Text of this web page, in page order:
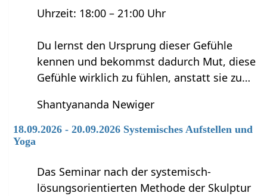
Uhrzeit: 18:00 – 21:00 Uhr
Du lernst den Ursprung dieser Gefühle
kennen und bekommst dadurch Mut, diese
Gefühle wirklich zu fühlen, anstatt sie zu…
Shantyananda Newiger
18.09.2026 - 20.09.2026 Systemisches Aufstellen und
Yoga
Das Seminar nach der systemisch-
lösungsorientierten Methode der Skulptur